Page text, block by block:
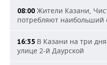
08:00 Жители Казани,
потребляют наибольший
16:35 В Казани на три
улице 2-й Даурской